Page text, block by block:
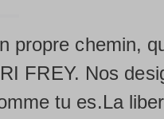
propre chemin,
FREY. Nos
tu es.La